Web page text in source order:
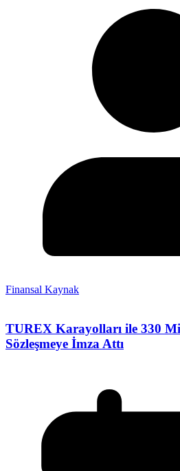
Finansal Kaynak
TUREX Karayolları ile 330
Sözleşmeye İmza Attı